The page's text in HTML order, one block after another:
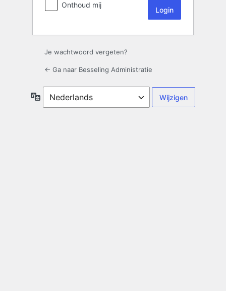
Onthoud mij
Je wachtwoord vergeten?
← Ga naar Besseling Administratie
Taal